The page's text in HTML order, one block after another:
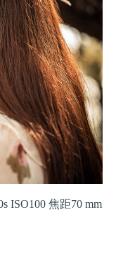
ISO100 焦距70 mm